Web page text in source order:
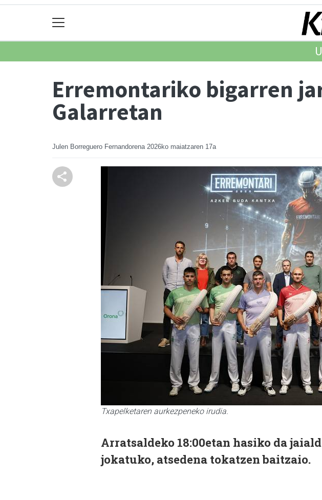
Erremontariko bigarren
Galarretan
Julen Borreguero Fernandorena 2026ko maiatzaren 17a
Txapelketaren aurkezpeneko irudia.
Arratsaldeko 18:00etan hasiko da
jokatuko, atsedena tokatzen baitzaio.